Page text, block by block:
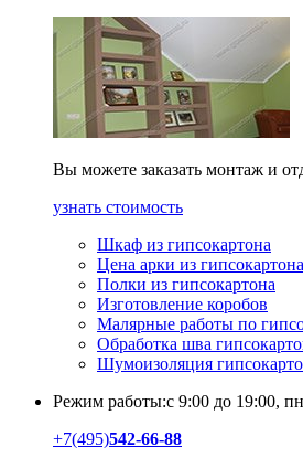
Вы можете заказать монтаж и
узнать стоимость
Шкаф из гипсокартона
Цена арки из гипсокартона
Полки из гипсокартона
Изготовление коробов
Малярные работы по
Обработка шва
Шумоизоляция
Режим работы:с 9:00 до 19:00,
+7(495)542-66-88